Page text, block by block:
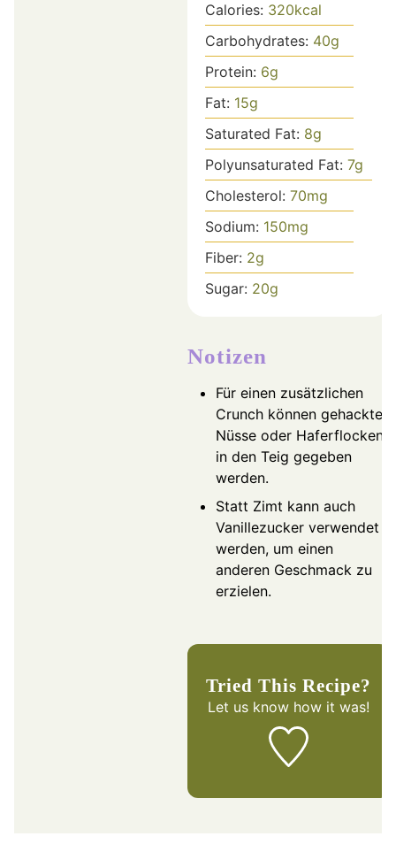
Calories: 320kcal
Carbohydrates: 40g
Protein: 6g
Fat: 15g
Saturated Fat: 8g
Polyunsaturated Fat: 7g
Cholesterol: 70mg
Sodium: 150mg
Fiber: 2g
Sugar: 20g
Notizen
Für einen zusätzlichen
Crunch können gehackte
Nüsse oder Haferflocken
in den Teig gegeben
werden.
Statt Zimt kann auch
Vanillezucker verwendet
werden, um einen
anderen Geschmack zu
erzielen.
Tried This Recipe?
Let us knowhow it was!